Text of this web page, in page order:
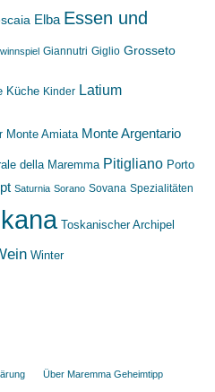
Elba Essen und
Giannutri Giglio Grosseto
Küche Kinder Latium
Monte Amiata Monte Argentario
della Maremma Pitigliano Porto
Saturnia Sorano Sovana Spezialitäten
Toskanischer Archipel
Winter
Über Maremma Geheimtipp